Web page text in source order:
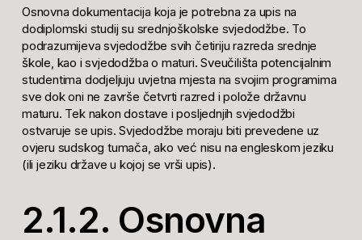
Osnovna dokumentacija koja je potrebna za upis na
dodiplomski studij su srednjoškolske svjedodžbe. To
podrazumijeva svjedodžbe svih četiriju razreda srednje
škole, kao i svjedodžba o maturi. Sveučilišta potencijalnim
studentima dodjeljuju uvjetna mjesta na svojim programima
sve dok oni ne završe četvrti razred i polože državnu
maturu. Tek nakon dostave i posljednjih svjedodžbi
ostvaruje se upis. Svjedodžbe moraju biti prevedene uz
ovjeru sudskog tumača, ako već nisu na engleskom jeziku
(ili jeziku države u kojoj se vrši upis).
2.1.2. Osnovna